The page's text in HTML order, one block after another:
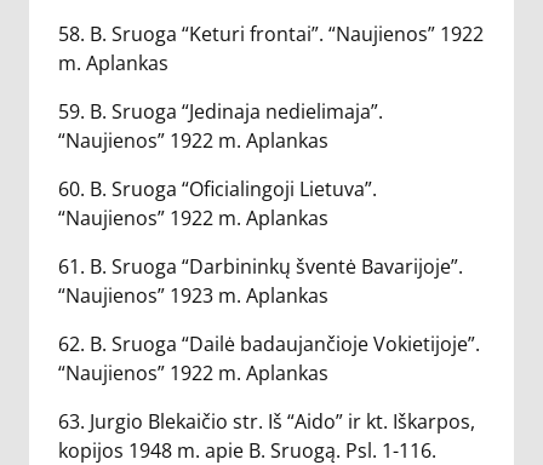
58. B. Sruoga “Keturi frontai”. “Naujienos” 1922
m. Aplankas
59. B. Sruoga “Jedinaja nedielimaja”.
“Naujienos” 1922 m. Aplankas
60. B. Sruoga “Oficialingoji Lietuva”.
“Naujienos” 1922 m. Aplankas
61. B. Sruoga “Darbininkų šventė Bavarijoje”.
“Naujienos” 1923 m. Aplankas
62. B. Sruoga “Dailė badaujančioje Vokietijoje”.
“Naujienos” 1922 m. Aplankas
63. Jurgio Blekaičio str. Iš “Aido” ir kt. Iškarpos,
kopijos 1948 m. apie B. Sruogą. Psl. 1-116.